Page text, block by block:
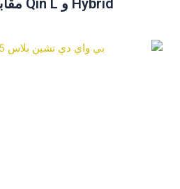
Hybrid و Qin L مقابل Qin Plus